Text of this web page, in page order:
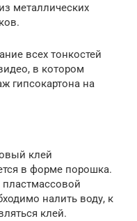
металлических
всех тонкостей
в котором
гипсокартона на
клей
в форме порошка.
налить воду, к
клей.